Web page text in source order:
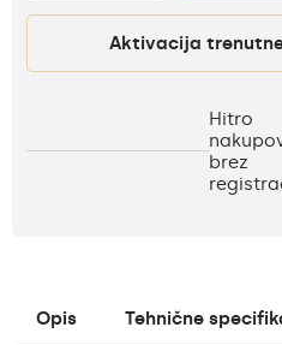
Hitro
brez
Opis Tehnične